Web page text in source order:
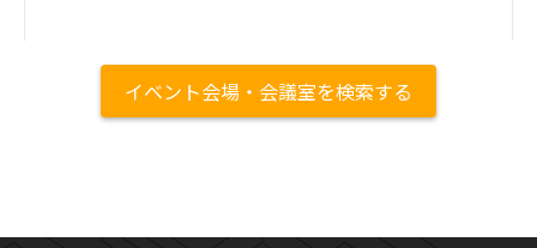
イベント会場・会議室を検索する